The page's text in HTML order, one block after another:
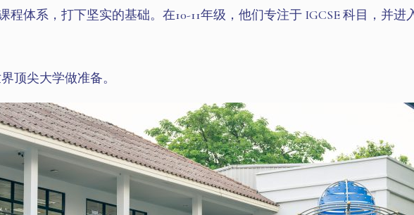
程体系，打下坚实的基础。在10-11年级，他们专注于 IGCSE 科目，并进
顶尖大学做准备。